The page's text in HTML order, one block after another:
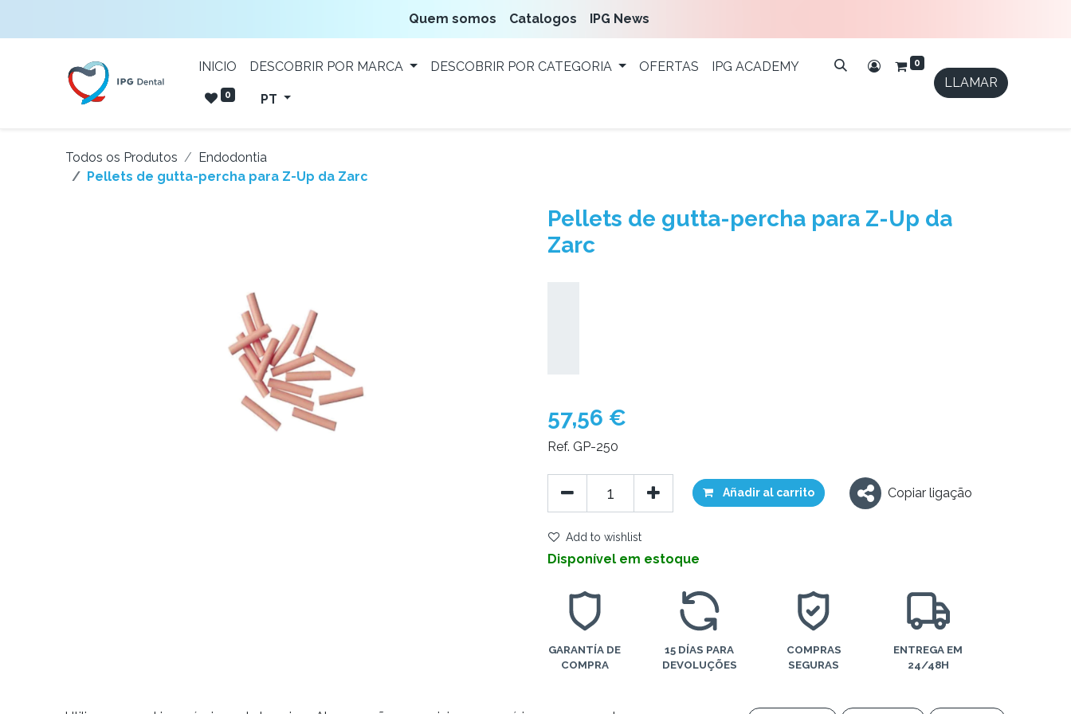
Quem somos Catalogos IPG News
INICIO DESCOBRIR POR MARCA DESCOBRIR POR CATEGORIA OFERTAS IPG ACADEMY 0
0 PT
LLAMAR
Todos os Produtos
Endodontia
Pellets de gutta-percha para Z-Up da Zarc
Pellets de gutta-percha para Z-Up da
Zarc
57,56 €
Ref. GP-250
Añadir al carrito Copiar ligação
Add to wishlist
Disponível em estoque
GARANTÍA DE
COMPRA
15 DÍAS PARA
DEVOLUÇÕES
COMPRAS
SEGURAS
ENTREGA EM
24/48H